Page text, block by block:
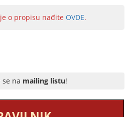
o propisu nađite OVDE.
se na mailing listu!